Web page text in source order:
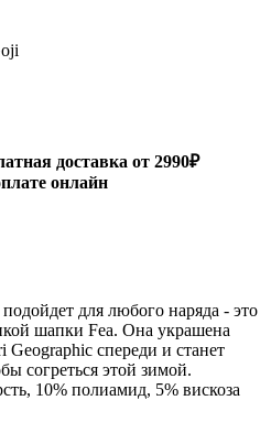
доставка от 2990₽
онлайн
для любого наряда - это
шапки Fea. Она украшена
спереди и станет
согреться этой зимой.
10% полиамид, 5% вискоза